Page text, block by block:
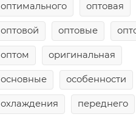
оптимального оптовая
оптовой оптовые
оптом оригинальная
основные особенности
охлаждения переднего